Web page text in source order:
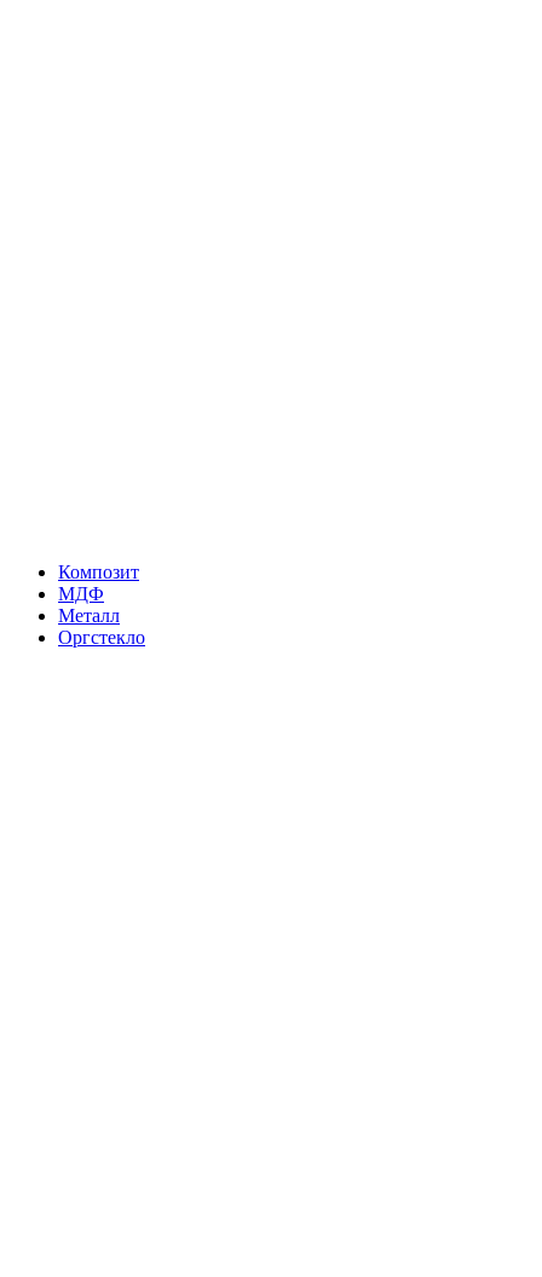
Композит
МДФ
Металл
Оргстекло